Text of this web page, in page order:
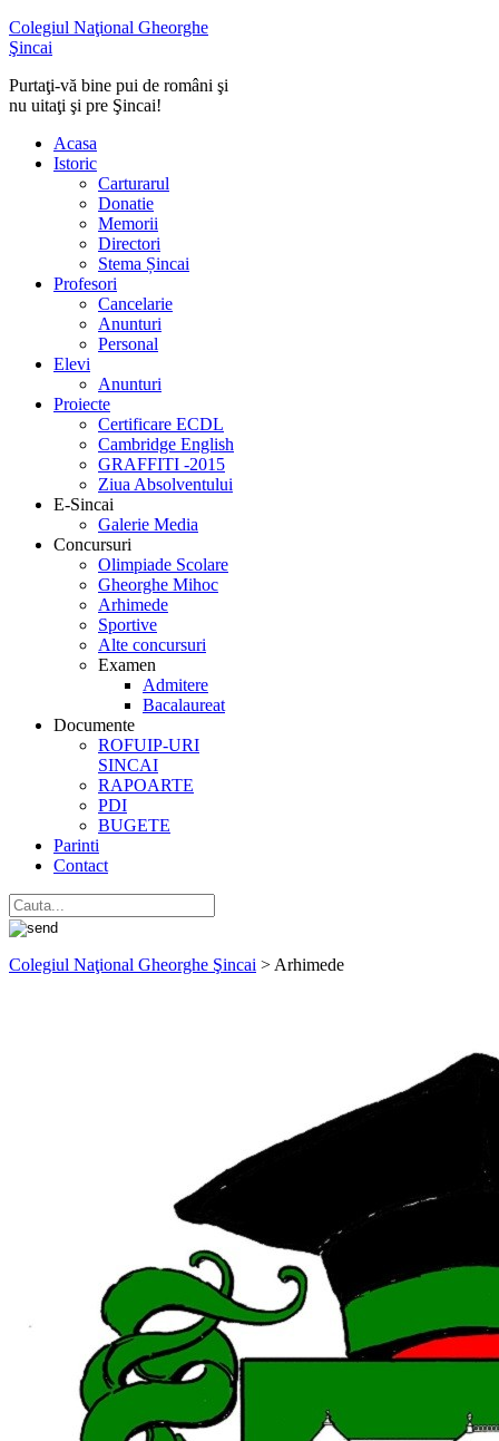
Colegiul Naţional Gheorghe
Şincai
Purtaţi-vă bine pui de români şi
nu uitaţi şi pre Şincai!
Acasa
Istoric
Carturarul
Donatie
Memorii
Directori
Stema Șincai
Profesori
Cancelarie
Anunturi
Personal
Elevi
Anunturi
Proiecte
Certificare ECDL
Cambridge English
GRAFFITI -2015
Ziua Absolventului
E-Sincai
Galerie Media
Concursuri
Olimpiade Scolare
Gheorghe Mihoc
Arhimede
Sportive
Alte concursuri
Examen
Admitere
Bacalaureat
Documente
ROFUIP-URI
SINCAI
RAPOARTE
PDI
BUGETE
Parinti
Contact
Colegiul Naţional Gheorghe Şincai > Arhimede